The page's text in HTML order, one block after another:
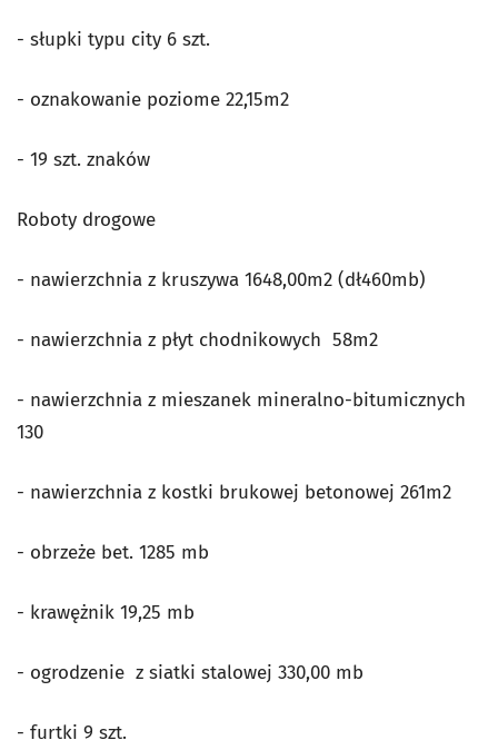
- słupki typu city 6 szt.
- oznakowanie poziome 22,15m2
- 19 szt. znaków
Roboty drogowe
- nawierzchnia z kruszywa 1648,00m2 (dł460mb)
- nawierzchnia z płyt chodnikowych 58m2
- nawierzchnia z mieszanek mineralno-bitumicznych
130
- nawierzchnia z kostki brukowej betonowej 261m2
- obrzeże bet. 1285 mb
- krawężnik 19,25 mb
- ogrodzenie z siatki stalowej 330,00 mb
- furtki 9 szt.